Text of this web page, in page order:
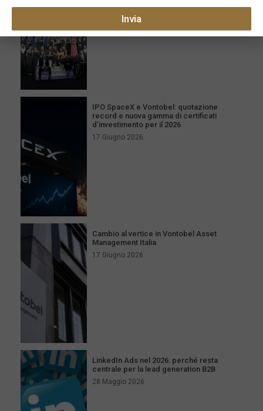
IPO SpaceX e Vontobel: quotazione
record e nuova gamma di certificati
d’investimento per il 2026
17 Giugno 2026
Cambio al vertice in Vontobel Asset
Management Italia
17 Giugno 2026
LinkedIn Ads nel 2026: perché resta
centrale per la lead generation B2B
28 Maggio 2026
Invia